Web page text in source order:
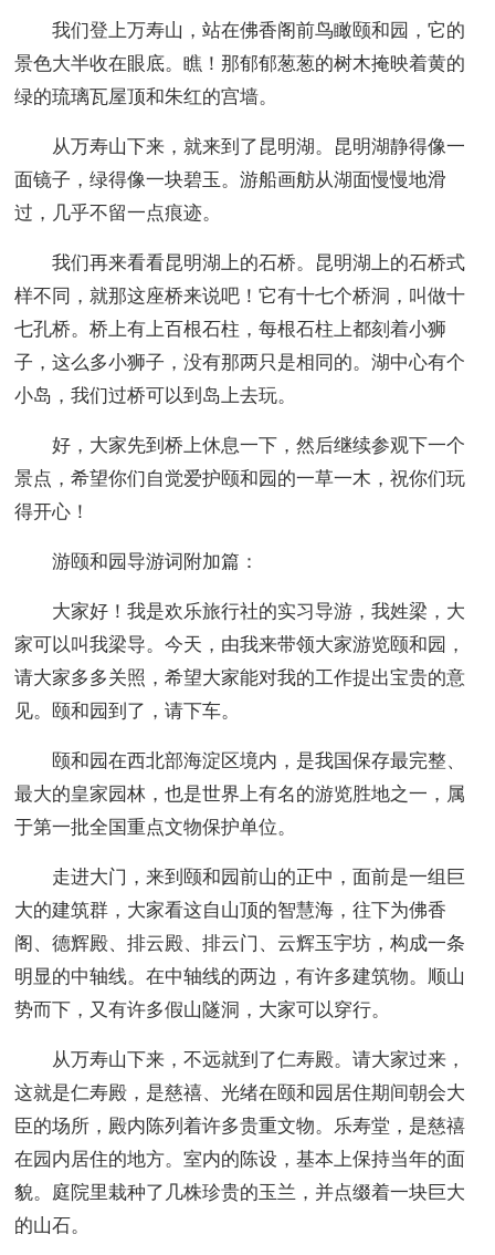
我们登上万寿山，站在佛香阁前鸟瞰颐和园，它的
景色大半收在眼底。瞧！那郁郁葱葱的树木掩映着黄的
绿的琉璃瓦屋顶和朱红的宫墙。
从万寿山下来，就来到了昆明湖。昆明湖静得像一
面镜子，绿得像一块碧玉。游船画舫从湖面慢慢地滑
过，几乎不留一点痕迹。
我们再来看看昆明湖上的石桥。昆明湖上的石桥式
样不同，就那这座桥来说吧！它有十七个桥洞，叫做十
七孔桥。桥上有上百根石柱，每根石柱上都刻着小狮
子，这么多小狮子，没有那两只是相同的。湖中心有个
小岛，我们过桥可以到岛上去玩。
好，大家先到桥上休息一下，然后继续参观下一个
景点，希望你们自觉爱护颐和园的一草一木，祝你们玩
得开心！
游颐和园导游词附加篇：
大家好！我是欢乐旅行社的实习导游，我姓梁，大
家可以叫我梁导。今天，由我来带领大家游览颐和园，
请大家多多关照，希望大家能对我的工作提出宝贵的意
见。颐和园到了，请下车。
颐和园在西北部海淀区境内，是我国保存最完整、
最大的皇家园林，也是世界上有名的游览胜地之一，属
于第一批全国重点文物保护单位。
走进大门，来到颐和园前山的正中，面前是一组巨
大的建筑群，大家看这自山顶的智慧海，往下为佛香
阁、德辉殿、排云殿、排云门、云辉玉宇坊，构成一条
明显的中轴线。在中轴线的两边，有许多建筑物。顺山
势而下，又有许多假山隧洞，大家可以穿行。
从万寿山下来，不远就到了仁寿殿。请大家过来，
这就是仁寿殿，是慈禧、光绪在颐和园居住期间朝会大
臣的场所，殿内陈列着许多贵重文物。乐寿堂，是慈禧
在园内居住的地方。室内的陈设，基本上保持当年的面
貌。庭院里栽种了几株珍贵的玉兰，并点缀着一块巨大
的山石。